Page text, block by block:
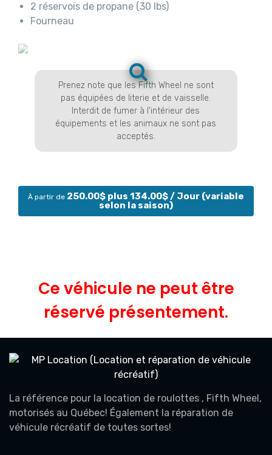
2 réservois de propane (30 lbs)
Fourneau
Prenez note que les Fifth Wheel ne sont
pas équipées de literie et de vaisselle.
Interdit de fumer à l'intérieur des
équipements et les animaux ne sont pas
acceptés.
À partir de 250.00$ plus 134.00$/ Jour (variable
selon la saison)
Ce véhicule ne peut être
réservé présentement.
La référence pour la location de roulottes , Fifth Wheel,
motorisés au Québec! Également la réparation de
véhicule récréatif de toutes sortes!